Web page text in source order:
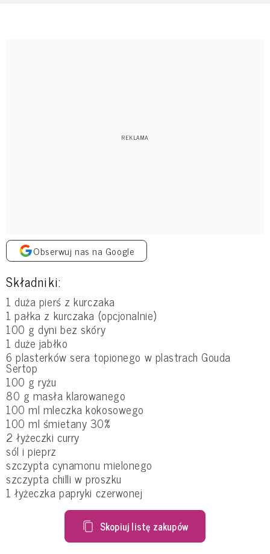
Obserwuj nas na Google
Składniki:
1 duża pierś z kurczaka
1 pałka z kurczaka (opcjonalnie)
100 g dyni bez skóry
1 duże jabłko
6 plasterków sera topionego w plastrach Gouda
Sertop
100 g ryżu
80 g masła klarowanego
100 ml mleczka kokosowego
100 ml śmietany 30%
2 łyżeczki curry
sól i pieprz
szczypta cynamonu mielonego
szczypta chilli w proszku
1 łyżeczka papryki czerwonej
Skopiuj listę zakupów